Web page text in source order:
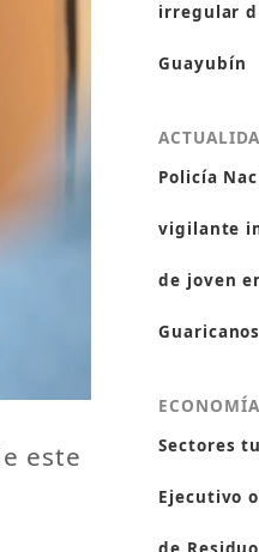
este
irregular
Guayubín
Policía
vigilante
de joven
Guaricanos
ECONOMÍA
Sectores
Ejecutivo